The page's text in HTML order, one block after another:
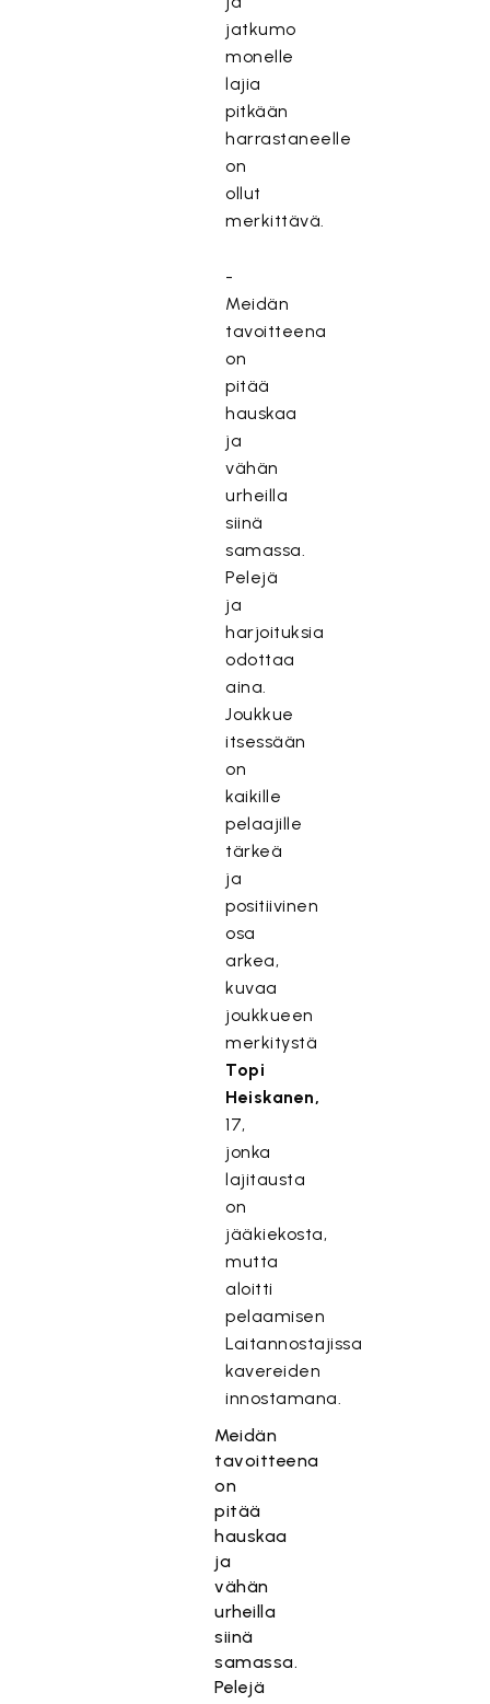
jatkumo
monelle
lajia
pitkään
harrastaneelle
on
ollut
merkittävä.
-
Meidän
tavoitteena
on
pitää
hauskaa
ja
vähän
urheilla
siinä
samassa.
Pelejä
ja
harjoituksia
odottaa
aina.
Joukkue
itsessään
on
kaikille
pelaajille
tärkeä
ja
positiivinen
osa
arkea,
kuvaa
joukkueen
merkitystä
Topi
Heiskanen,
17,
jonka
lajitausta
on
jääkiekosta,
mutta
aloitti
pelaamisen
Laitannostajissa
kavereiden
innostamana.
Meidän
tavoitteena
on
pitää
hauskaa
ja
vähän
urheilla
siinä
samassa.
Pelejä